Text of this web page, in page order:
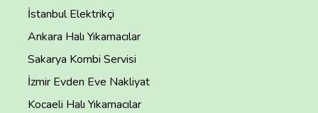
İstanbul Elektrikçi
Ankara Halı Yıkamacılar
Sakarya Kombi Servisi
İzmir Evden Eve Nakliyat
Kocaeli Halı Yıkamacılar